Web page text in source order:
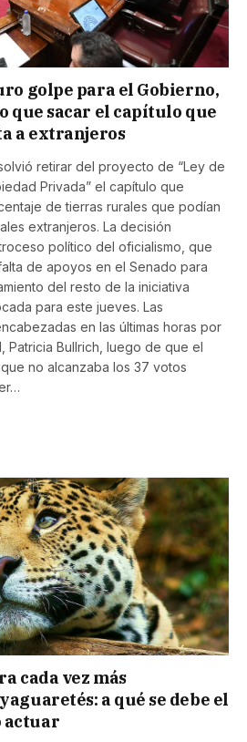
golpe para el Gobierno,
que sacar el capítulo que
a extranjeros
retirar del proyecto de “Ley de
Privada” el capítulo que
de tierras rurales que podían
extranjeros. La decisión
político del oficialismo, que
de apoyos en el Senado para
del resto de la iniciativa
para este jueves. Las
en las últimas horas por
Patricia Bullrich, luego de que el
no alcanzaba los 37 votos
cada vez más
a qué se debe el
actuar